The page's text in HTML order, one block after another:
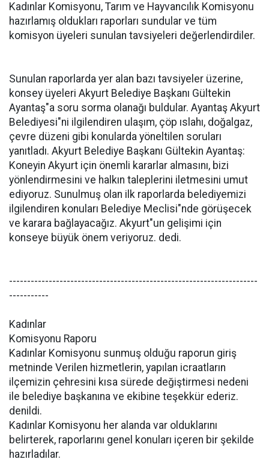
Kadınlar Komisyonu, Tarım ve Hayvancılık Komisyonu
hazırlamış oldukları raporları sundular ve tüm
komisyon üyeleri sunulan tavsiyeleri değerlendirdiler.
Sunulan raporlarda yer alan bazı tavsiyeler üzerine,
konsey üyeleri Akyurt Belediye Başkanı Gültekin
Ayantaş"a soru sorma olanağı buldular. Ayantaş Akyurt
Belediyesi"ni ilgilendiren ulaşım, çöp ıslahı, doğalgaz,
çevre düzeni gibi konularda yöneltilen soruları
yanıtladı. Akyurt Belediye Başkanı Gültekin Ayantaş:
Koneyin Akyurt için önemli kararlar almasını, bizi
yönlendirmesini ve halkın taleplerini iletmesini umut
ediyoruz. Sunulmuş olan ilk raporlarda belediyemizi
ilgilendiren konuları Belediye Meclisi"nde görüşecek
ve karara bağlayacağız. Akyurt"un gelişimi için
konseye büyük önem veriyoruz. dedi.
---------------------------------------------------------------------
-----------
Kadınlar
Komisyonu Raporu
Kadınlar Komisyonu sunmuş olduğu raporun giriş
metninde Verilen hizmetlerin, yapılan icraatların
ilçemizin çehresini kısa sürede değiştirmesi nedeni
ile belediye başkanına ve ekibine teşekkür ederiz.
denildi.
Kadınlar Komisyonu her alanda var olduklarını
belirterek, raporlarını genel konuları içeren bir şekilde
hazırladılar.